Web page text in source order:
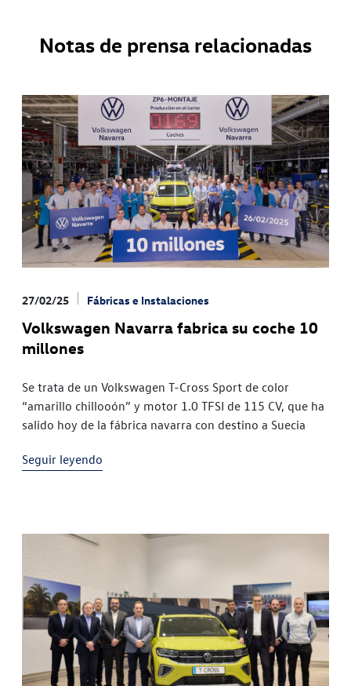
Notas de prensa relacionadas
27/02/25 Fábricas e Instalaciones
Volkswagen Navarra fabrica su coche 10
millones
Se trata de un Volkswagen T-Cross Sport de color
“amarillo chillooón” y motor 1.0 TFSI de 115 CV, que ha
salido hoy de la fábrica navarra con destino a Suecia
Seguir leyendo